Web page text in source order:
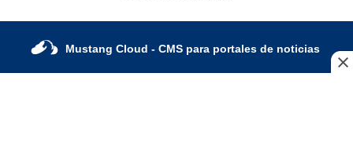
Mustang Cloud - CMS para portales de noticias